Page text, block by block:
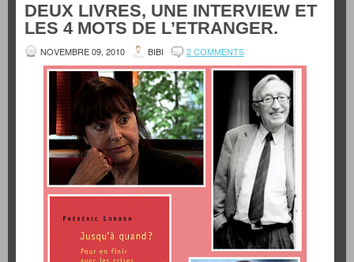
DEUX LIVRES, UNE INTERVIEW ET
LES 4 MOTS DE L’ETRANGER.
NOVEMBRE 09, 2010 BIBI 2 COMMENTS